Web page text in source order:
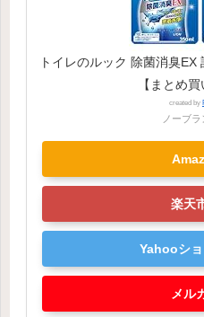
トイレのルック 除菌消臭
【まとめ買
created by
ノーブ
楽天
Yahooシ
メル